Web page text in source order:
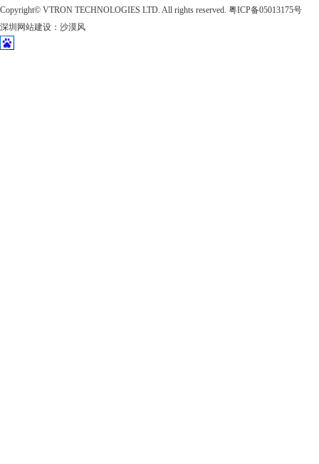
Copyright© VTRON TECHNOLOGIES LTD. All rights reserved. 粤ICP备05013175号
深圳网站建设 ： 沙漠风